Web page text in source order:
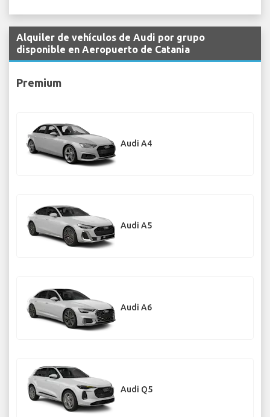
Alquiler de vehículos de Audi por grupo
disponible en Aeropuerto de Catania
Premium
Audi A4
Audi A5
Audi A6
Audi Q5